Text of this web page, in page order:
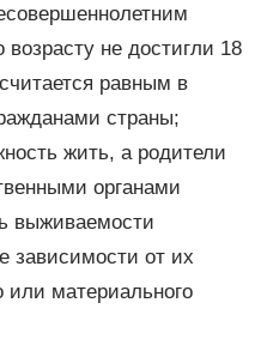
не достигли 18
равным в
страны;
жить, а родители
органами
выживаемости
зависимости от их
или материального